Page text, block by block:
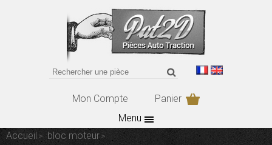
Mon Compte
Panier
Menu
Accueil
bloc moteur